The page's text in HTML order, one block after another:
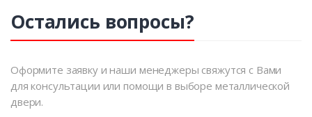
Остались вопросы?
Оформите заявку и наши менеджеры свяжутся с Вами
для консультации или помощи в выборе металлической
двери.